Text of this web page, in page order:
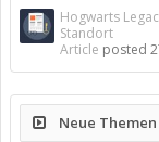
Hogwarts
Standort
Article posted
Neue Themen